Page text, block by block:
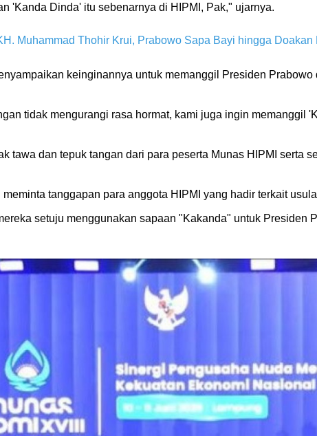
'Kanda Dinda' itu sebenarnya di HIPMI, Pak," ujarnya.
Muhammad Thohir Krui, Prabowo Sapa Bayi hingga Doakan
keinginannya untuk memanggil Presiden
tidak mengurangi rasa hormat, kami juga ingin memanggil
tawa dan tepuk tangan dari para peserta Munas HIPMI serta
tanggapan para anggota HIPMI yang hadir terkait
setuju menggunakan sapaan "Kakanda" untuk Presiden